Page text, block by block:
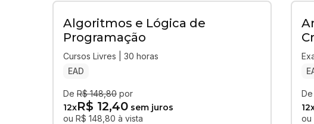
Algoritmos e Lógica de
Programação
Cursos Livres | 30 horas
EAD
De R$ 148,80 por
12xR$ 12,40 sem juros
ou R$ 148,80 à vista
De
12
ou